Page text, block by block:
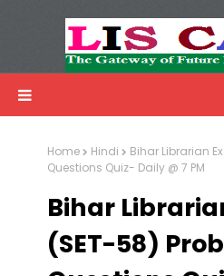
Home Hindi
Bihar Librarian
Questions Quiz- Daily @ 7 PM
Bihar
(SET-58)